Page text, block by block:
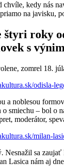
kedy nás
na javisku,
štyri roky
s
zomrel 18.
odisla-
a noblesou
smiechu – bol o
moderátor,
milan-
Nesnažil sa
Lasica nám aj